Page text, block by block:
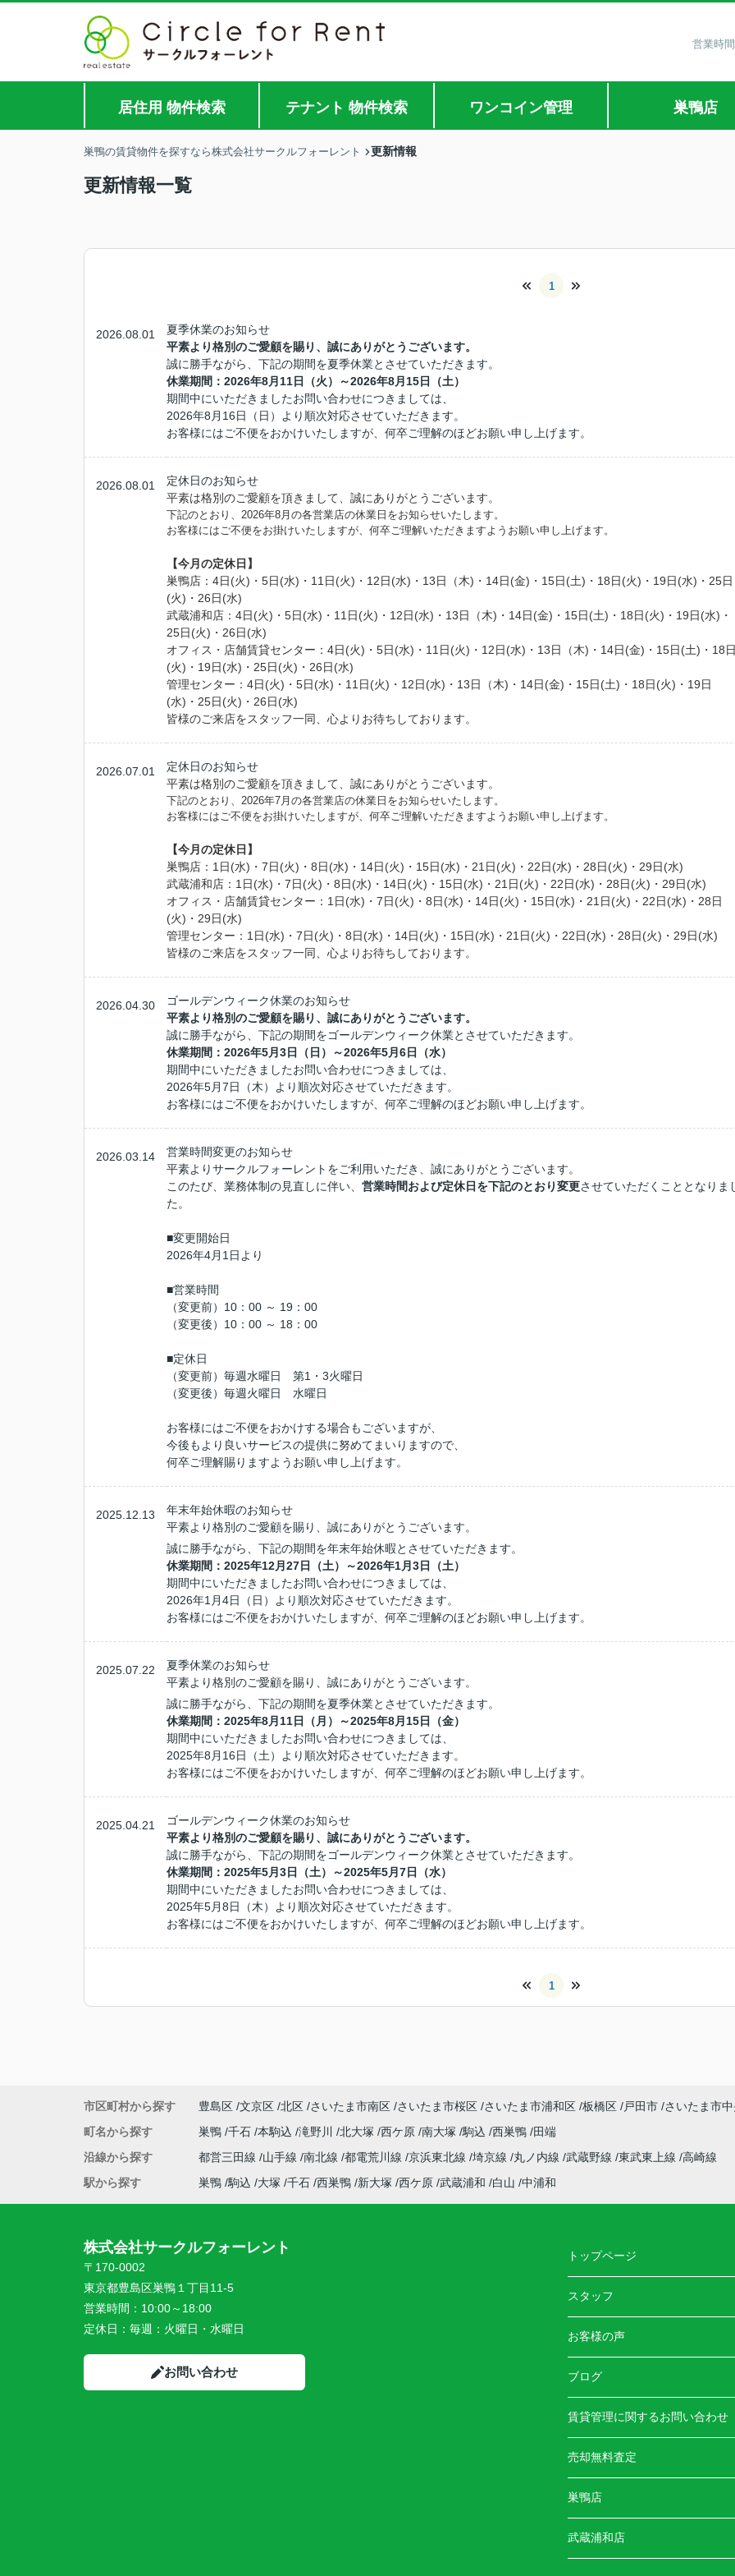
営業時
居住用 物件検索 テナント 物件検索 ワンコイン管理 巣鴨店
巣鴨の賃貸物件を探すなら株式会社サークルフォーレント 更新情報
更新情報一覧
1
2026.08.01
夏季休業のお知らせ
平素より格別のご愛顧を賜り、誠にありがとうございます。
誠に勝手ながら、下記の期間を夏季休業とさせていただきます。
休業期間：2026年8月11日（火）～2026年8月15日（土）
期間中にいただきましたお問い合わせにつきましては、
2026年8月16日（日）より順次対応させていただきます。
お客様にはご不便をおかけいたしますが、何卒ご理解のほどお願い申し上げます。
2026.08.01
定休日のお知らせ
平素は格別のご愛顧を頂きまして、誠にありがとうございます。
下記のとおり、2026年8月の各営業店の休業日をお知らせいたします。
お客様にはご不便をお掛けいたしますが、何卒ご理解いただきますようお願い申し上げます。
【今月の定休日】
巣鴨店：4日(火) ・5日(水) ・11日(火) ・12日(水) ・13日（木) ・14日(金) ・15日(土) ・18日(火) ・19日(水) ・25日
(火) ・26日(水)
武蔵浦和店： 4日(火) ・5日(水) ・11日(火) ・12日(水) ・13日（木) ・14日(金) ・15日(土) ・18日(火) ・19日(水) ・
25日(火) ・26日(水)
オフィス・店舗賃貸センター ： 4日(火) ・5日(水) ・11日(火) ・12日(水) ・13日（木) ・14日(金) ・15日(土) ・18
(火) ・19日(水) ・25日(火) ・26日(水)
管理センター ： 4日(火) ・5日(水) ・11日(火) ・12日(水) ・13日（木) ・14日(金) ・15日(土) ・18日(火) ・19日
(水) ・25日(火) ・26日(水)
皆様のご来店をスタッフ一同、心よりお待ちしております。
2026.07.01
定休日のお知らせ
平素は格別のご愛顧を頂きまして、誠にありがとうございます。
下記のとおり、2026年7月の各営業店の休業日をお知らせいたします。
お客様にはご不便をお掛けいたしますが、何卒ご理解いただきますようお願い申し上げます。
【今月の定休日】
巣鴨店：1 日(水) ・7日(火)・8日(水)・14日(火) ・15日(水) ・21日(火) ・22日(水) ・28日(火) ・29日(水)
武蔵浦和店： 1 日(水) ・7日(火)・8日(水)・14日(火) ・15日(水) ・21日(火) ・22日(水) ・28日(火) ・29日(水)
オフィス・店舗賃貸センター ： 1 日(水) ・7日(火)・8日(水)・14日(火) ・15日(水) ・21日(火) ・22日(水) ・28日
(火) ・29日(水)
管理センター ： 1 日(水) ・7日(火)・8日(水)・14日(火) ・15日(水) ・21日(火) ・22日(水) ・28日(火) ・29日(水)
皆様のご来店をスタッフ一同、心よりお待ちしております。
2026.04.30
ゴールデンウィーク休業のお知らせ
平素より格別のご愛顧を賜り、誠にありがとうございます。
誠に勝手ながら、下記の期間をゴールデンウィーク休業とさせていただきます。
休業期間：2026年5月3日（日）～2026年5月6日（水）
期間中にいただきましたお問い合わせにつきましては、
2026年5月7日（木）より順次対応させていただきます。
お客様にはご不便をおかけいたしますが、何卒ご理解のほどお願い申し上げます。
2026.03.14
営業時間変更のお知らせ
平素よりサークルフォーレントをご利用いただき、誠にありがとうございます。
このたび、業務体制の見直しに伴い、 営業時間および定休日を下記のとおり変更させていただくこととなりま
た。
■変更開始日
2026年4月1日より
■営業時間
（変更前）10：00 ～ 19：00
（変更後）10：00 ～ 18：00
■定休日
（変更前）毎週水曜日 第1・3火曜日
（変更後）毎週火曜日 水曜日
お客様にはご不便をおかけする場合もございますが、
今後もより良いサービスの提供に努めてまいりますので、
何卒ご理解賜りますようお願い申し上げます。
2025.12.13
年末年始休暇のお知らせ
平素より格別のご愛顧を賜り、誠にありがとうございます。
誠に勝手ながら、下記の期間を年末年始休暇とさせていただきます。
休業期間：2025年12月27日（土）～2026年1月3日（土）
期間中にいただきましたお問い合わせにつきましては、
2026年1月4日（日）より順次対応させていただきます。
お客様にはご不便をおかけいたしますが、何卒ご理解のほどお願い申し上げます。
2025.07.22
夏季休業のお知らせ
平素より格別のご愛顧を賜り、誠にありがとうございます。
誠に勝手ながら、下記の期間を夏季休業とさせていただきます。
休業期間：2025年8月11日（月）～2025年8月15日（金）
期間中にいただきましたお問い合わせにつきましては、
2025年8月16日（土）より順次対応させていただきます。
お客様にはご不便をおかけいたしますが、何卒ご理解のほどお願い申し上げます。
2025.04.21
ゴールデンウィーク休業のお知らせ
平素より格別のご愛顧を賜り、誠にありがとうございます。
誠に勝手ながら、下記の期間をゴールデンウィーク休業とさせていただきます。
休業期間：2025年5月3日（土）～2025年5月7日（水）
期間中にいただきましたお問い合わせにつきましては、
2025年5月8日（木）より順次対応させていただきます。
お客様にはご不便をおかけいたしますが、何卒ご理解のほどお願い申し上げます。
1
市区町村から探す 豊島区 文京区 北区 さいたま市南区 さいたま市桜区 さいたま市浦和区 板橋区 戸田市
さいたま市
町名から探す
巣鴨 千石 本駒込 滝野川 北大塚 西ケ原 南大塚 駒込 西巣鴨
田端
沿線から探す
都営三田線 山手線 南北線 都電荒川線 京浜東北線 埼京線 丸ノ内線 武蔵野線 東武東上線 高崎線
駅から探す
巣鴨 駒込 大塚 千石 西巣鴨 新大塚 西ケ原 武蔵浦和 白山 中浦和
株式会社サークルフォーレント
〒170-0002
東京都豊島区巣鴨１丁目11-5
営業時間： 10:00～18:00
定休日： 毎週：火曜日・水曜日
お問い合わせ
トップページ
スタッフ
お客様の声
ブログ
賃貸管理に関するお問い合わせ
売却無料査定
巣鴨店
武蔵浦和店